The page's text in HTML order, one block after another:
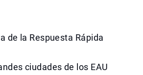
de la Respuesta Rápida
ciudades de los EAU